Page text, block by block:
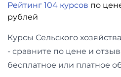
Рейтинг 104 курсов по
рублей
Курсы Сельского
- сравните по цене и
бесплатное или платное
финансы
Дизайн
Аналитика